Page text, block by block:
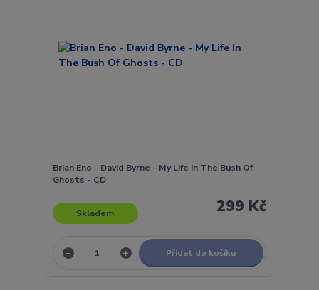
Brian Eno - David Byrne - My Life In The Bush Of
Ghosts - CD
299 Kč
Skladem
Přidat do košíku